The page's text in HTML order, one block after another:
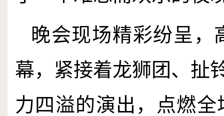
晚会现场精彩纷呈，
幕，紧接着龙狮团、扯
力四溢的演出，点燃